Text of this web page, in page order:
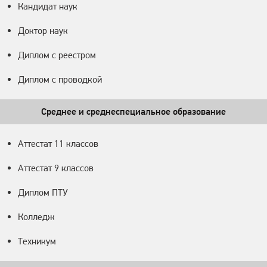
Кандидат наук
Доктор наук
Диплом с реестром
Диплом с проводкой
Среднее и среднеспециальное образование
Аттестат 11 классов
Аттестат 9 классов
Диплом ПТУ
Колледж
Техникум